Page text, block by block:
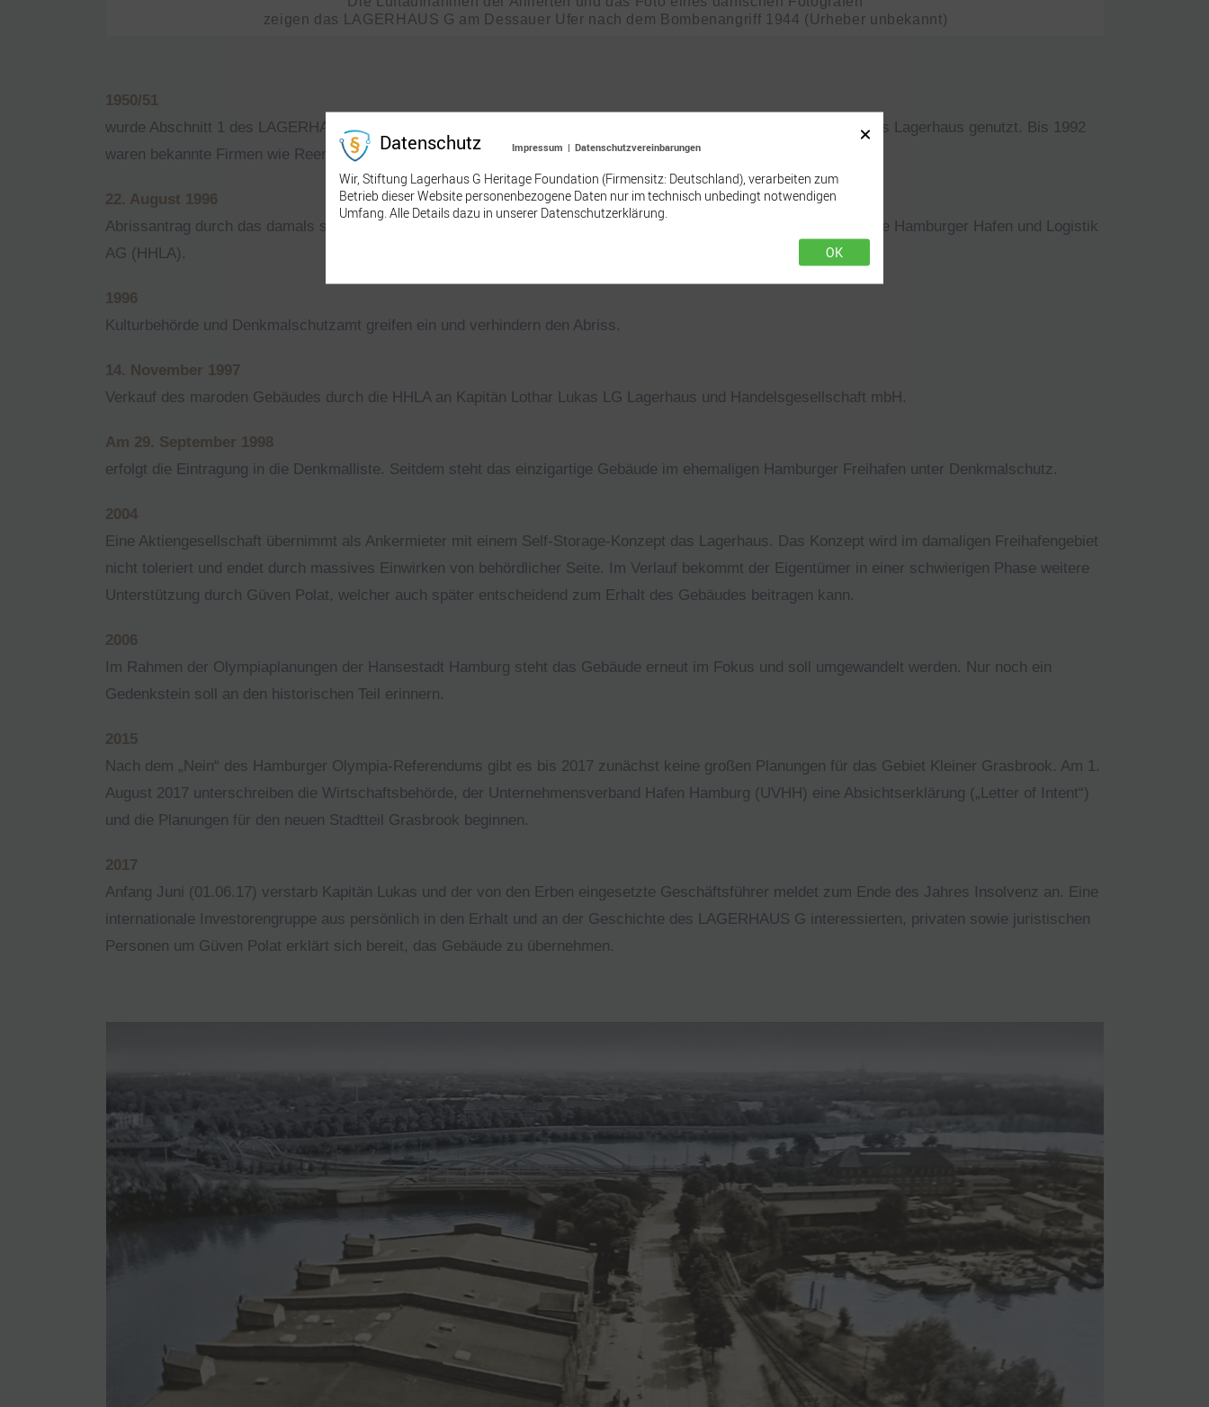
zeigen das LAGERHAUS G am Dessauer Ufer nach dem Bombenangriff 1944 (Urheber unbekannt)
1950/51
wurde Abschnitt 1 des LAGERHAUS G wieder aufgebaut. Fortan wird der dreistöckige Stückgutspeicher komplett als Lagerhaus genutzt. Bis 1992
waren bekannte Firmen wie Reemtsma (Tabak) und Hälssen & Lyon (Tee) Mieter.
22. August 1996
Abrissantrag durch das damals städtische Unternehmen Hamburger Hafen- und Lagerhaus-Aktiengesellschaft, heute Hamburger Hafen und Logistik
AG (HHLA).
1996
Kulturbehörde und Denkmalschutzamt greifen ein und verhindern den Abriss.
14. November 1997
Verkauf des maroden Gebäudes durch die HHLA an Kapitän Lothar Lukas LG Lagerhaus und Handelsgesellschaft mbH.
Am 29. September 1998
erfolgt die Eintragung in die Denkmalliste. Seitdem steht das einzigartige Gebäude im ehemaligen Hamburger Freihafen unter Denkmalschutz.
2004
Eine Aktiengesellschaft übernimmt als Ankermieter mit einem Self-Storage-Konzept das Lagerhaus. Das Konzept wird im damaligen Freihafengebiet
nicht toleriert und endet durch massives Einwirken von behördlicher Seite. Im Verlauf bekommt der Eigentümer in einer schwierigen Phase weitere
Unterstützung durch Güven Polat, welcher auch später entscheidend zum Erhalt des Gebäudes beitragen kann.
2006
Im Rahmen der Olympiaplanungen der Hansestadt Hamburg steht das Gebäude erneut im Fokus und soll umgewandelt werden. Nur noch ein
Gedenkstein soll an den historischen Teil erinnern.
2015
Nach dem „Nein“ des Hamburger Olympia-Referendums gibt es bis 2017 zunächst keine großen Planungen für das Gebiet Kleiner Grasbrook. Am 1.
August 2017 unterschreiben die Wirtschaftsbehörde, der Unternehmensverband Hafen Hamburg (UVHH) eine Absichtserklärung („Letter of Intent“)
und die Planungen für den neuen Stadtteil Grasbrook beginnen.
2017
Anfang Juni (01.06.17) verstarb Kapitän Lukas und der von den Erben eingesetzte Geschäftsführer meldet zum Ende des Jahres Insolvenz an. Eine
internationale Investorengruppe aus persönlich in den Erhalt und an der Geschichte des LAGERHAUS G interessierten, privaten sowie juristischen
Personen um Güven Polat erklärt sich bereit, das Gebäude zu übernehmen.
Datenschutz Impressum | Datenschutzvereinbarungen
Wir, Stiftung Lagerhaus G Heritage Foundation (Firmensitz: Deutschland), verarbeiten zum
Betrieb dieser Website personenbezogene Daten nur im technisch unbedingt notwendigen
Umfang. Alle Details dazu in unserer Datenschutzerklärung.
OK